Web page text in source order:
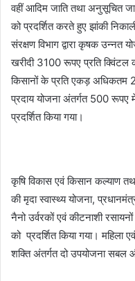
वहीं आदिम जाति तथा अनुसूचित
को प्रदर्शित करते हुए झांकी
संरक्षण विभाग द्वारा कृषक उन्नत
खरीदी 3100 रूपए प्रति क्विंटल
किसानों के प्रति एकड़ अधिकतम
प्रदाय योजना अंतर्गत 500 रूपए
प्रदर्शित किया गया।
कृषि विकास एवं किसान कल्याण तथा
की मृदा स्वास्थ्य योजना,
नैनो उर्वरकों एवं कीटनाशी
को प्रदर्शित किया गया। महिला
शक्ति अंतर्गत दो उपयोजना सबल